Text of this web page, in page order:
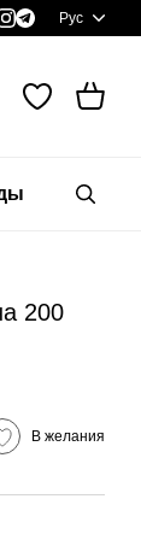
Рус
200
В желания